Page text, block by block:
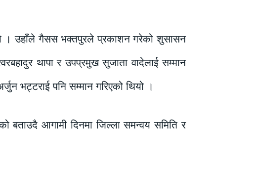
। उहाँले गैसस भक्तपुरले प्रकाशन गरेको शुसासन
थापा र उपप्रमुख सुजाता वादेलाई सम्मान
भट्टराई पनि सम्मान गरिएको थियो ।
बताउदै आगामी दिनमा जिल्ला समन्वय समिति र